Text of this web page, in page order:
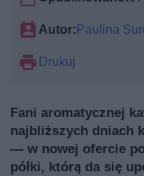
Autor: Paulina
Drukuj
Fani aromatycznej
najbliższych dniach
— w nowej ofercie
półki, którą da się